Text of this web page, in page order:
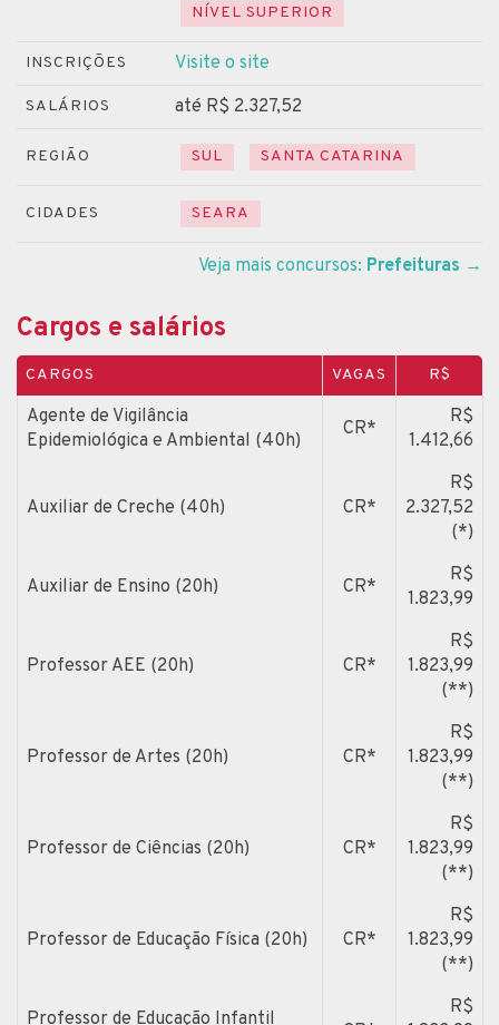
NÍVEL SUPERIOR
INSCRIÇÕES Visite o site
SALÁRIOS até R$ 2.327,52
REGIÃO SUL SANTA CATARINA
CIDADES SEARA
Veja mais concursos: Prefeituras →
Cargos e salários
CARGOS VAGAS R$
Agente de Vigilância
Epidemiológica e Ambiental (40h)
CR*
R$
1.412,66
Auxiliar de Creche (40h) CR*
R$
2.327,52
(*)
Auxiliar de Ensino (20h) CR*
R$
1.823,99
Professor AEE (20h) CR*
R$
1.823,99
(**)
Professor de Artes (20h) CR*
R$
1.823,99
(**)
Professor de Ciências (20h) CR*
R$
1.823,99
(**)
Professor de Educação Física (20h) CR*
R$
1.823,99
(**)
Professor de Educação Infantil
R$